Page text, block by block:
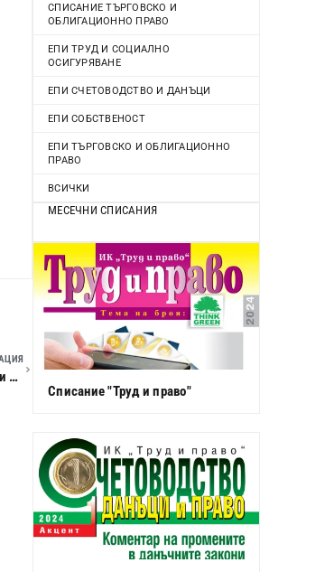
Минимален осигурителен доход по основни икономически дейности и квалификационни групи професии – 20
СПИСАНИЕ ТЪРГОВСКО И
ОБЛИГАЦИОННО ПРАВО
ЕПИ ТРУД И СОЦИАЛНО
ОСИГУРЯВАНЕ
ЕПИ СЧЕТОВОДСТВО И ДАНЪЦИ
ЕПИ СОБСТВЕНОСТ
ЕПИ ТЪРГОВСКО И ОБЛИГАЦИОННО
ПРАВО
ВСИЧКИ
МЕСЕЧНИ СПИСАНИЯ
Списание "Труд и право"